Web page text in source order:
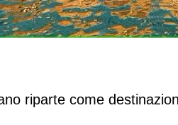
torna il retail
riparte come